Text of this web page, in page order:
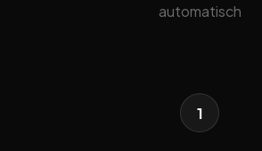
automatisch
1